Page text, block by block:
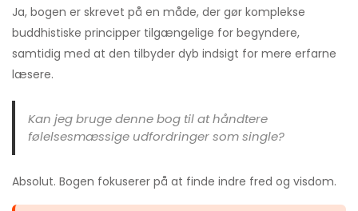
Ja, bogen er skrevet på en måde, der gør komplekse
buddhistiske principper tilgængelige for begyndere,
samtidig med at den tilbyder dyb indsigt for mere erfarne
læsere.
Kan jeg bruge denne bog til at håndtere
følelsesmæssige udfordringer som single?
Absolut. Bogen fokuserer på at finde indre fred og visdom.